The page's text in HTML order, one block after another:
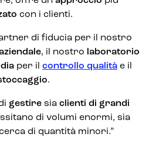
con i clienti.
di fiducia per il nostro
, il nostro laboratorio
per il controllo qualità e il
.
gestire sia clienti di grandi
di volumi enormi, sia
di quantità minori.”